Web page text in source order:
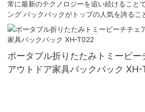
常に最新のテクノロジーを追い続けること
ング バックパックがトップの人気を誇るこ
ポータブル折りたたみトミービ
アウトドア家具バックパック